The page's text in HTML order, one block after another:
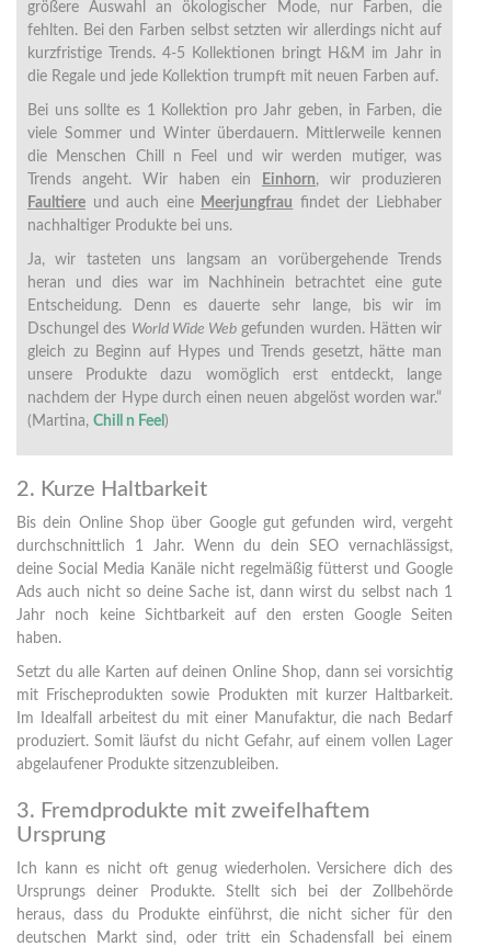
größere Auswahl an ökologischer Mode, nur Farben, die
fehlten. Bei den Farben selbst setzten wir allerdings nicht auf
kurzfristige Trends. 4-5 Kollektionen bringt H&M im Jahr in
die Regale und jede Kollektion trumpft mit neuen Farben auf.
Bei uns sollte es 1 Kollektion pro Jahr geben, in Farben, die
viele Sommer und Winter überdauern. Mittlerweile kennen
die Menschen Chill n Feel und wir werden mutiger, was
Trends angeht. Wir haben ein
Einhorn, wir produzieren
Faultiere und auch eine Meerjungfrau findet der Liebhaber
nachhaltiger Produkte bei uns.
Ja, wir tasteten uns langsam an vorübergehende Trends
heran und dies war im Nachhinein betrachtet eine gute
Entscheidung. Denn es dauerte sehr lange, bis wir im
Dschungel des World Wide Web gefunden wurden. Hätten wir
gleich zu Beginn auf Hypes und Trends gesetzt, hätte man
unsere Produkte dazu womöglich erst entdeckt, lange
nachdem der Hype durch einen neuen abgelöst worden war.“
(Martina, Chill n Feel )
2. Kurze Haltbarkeit
Bis dein Online Shop über Google gut gefunden wird, vergeht
durchschnittlich 1 Jahr. Wenn du dein SEO vernachlässigst,
deine Social Media Kanäle nicht regelmäßig fütterst und Google
Ads auch nicht so deine Sache ist, dann wirst du selbst nach 1
Jahr noch keine Sichtbarkeit auf den ersten Google Seiten
haben.
Setzt du alle Karten auf deinen Online Shop, dann sei vorsichtig
mit Frischeprodukten sowie Produkten mit kurzer Haltbarkeit.
Im Idealfall arbeitest du mit einer Manufaktur, die nach Bedarf
produziert. Somit läufst du nicht Gefahr, auf einem vollen Lager
abgelaufener Produkte sitzenzubleiben.
3. Fremdprodukte mit zweifelhaftem
Ursprung
Ich kann es nicht oft genug wiederholen. Versichere dich des
Ursprungs deiner Produkte. Stellt sich bei der Zollbehörde
heraus, dass du Produkte einführst, die nicht sicher für den
deutschen Markt sind, oder tritt ein Schadensfall bei einem